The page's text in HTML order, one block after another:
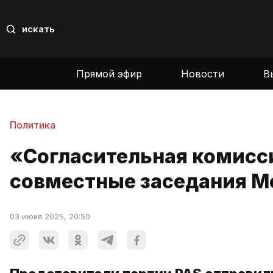
искать
Прямой эфир Новости
Политика
«Согласительная
совместные заседания
03 июня 2025, 20:50